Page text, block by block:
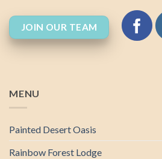
JOIN OUR TEAM
MENU
Painted Desert Oasis
Rainbow Forest Lodge